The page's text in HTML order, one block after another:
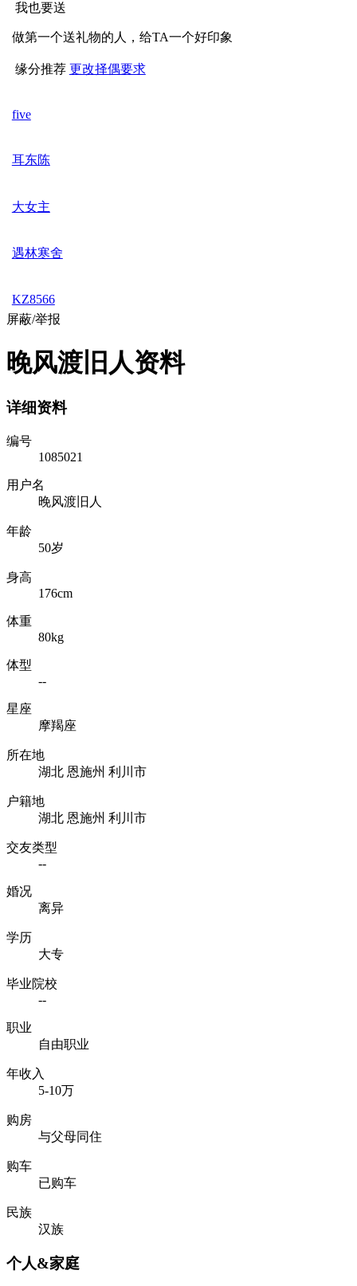
我也要送
做第一个送礼物的人，给TA一个好印象
缘分推荐 更改择偶要求
five
耳东陈
大女主
遇林寒舍
KZ8566
屏蔽/举报
晚风渡旧人资料
详细资料
编号
1085021
用户名
晚风渡旧人
年龄
50岁
身高
176cm
体重
80kg
体型
--
星座
摩羯座
所在地
湖北 恩施州 利川市
户籍地
湖北 恩施州 利川市
交友类型
--
婚况
离异
学历
大专
毕业院校
--
职业
自由职业
年收入
5-10万
购房
与父母同住
购车
已购车
民族
汉族
个人&家庭